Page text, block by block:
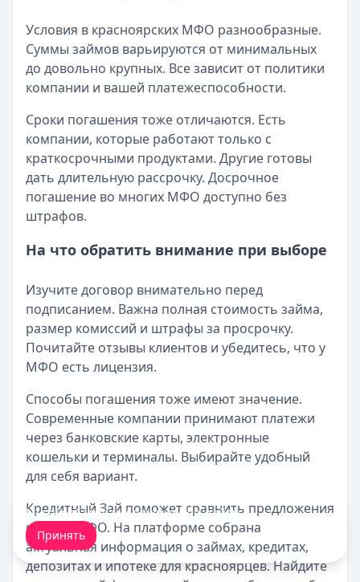
Условия в красноярских МФО разнообразные.
Суммы займов варьируются от минимальных
до довольно крупных. Все зависит от политики
компании и вашей платежеспособности.
Сроки погашения тоже отличаются. Есть
компании, которые работают только с
краткосрочными продуктами. Другие готовы
дать длительную рассрочку. Досрочное
погашение во многих МФО доступно без
штрафов.
На что обратить внимание при выборе
Изучите договор внимательно перед
подписанием. Важна полная стоимость займа,
размер комиссий и штрафы за просрочку.
Почитайте отзывы клиентов и убедитесь, что у
МФО есть лицензия.
Способы погашения тоже имеют значение.
Современные компании принимают платежи
через банковские карты, электронные
кошельки и терминалы. Выбирайте удобный
для себя вариант.
Кредитный Зай поможет сравнить предложения
разных МФО. На платформе собрана
актуальная информация о займах, кредитах,
депозитах и ипотеке для красноярцев. Найдите
Мы обрабатываем ваши cookie-файлы.
Принять